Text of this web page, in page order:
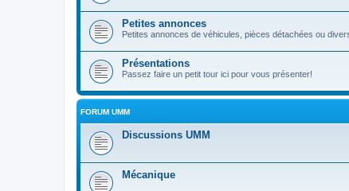
Petites annonces
Petites annonces de véhicules, pièces détachées ou
Présentations
Passez faire un petit tour ici pour vous présenter!
FORUM UMM
Discussions UMM
Mécanique